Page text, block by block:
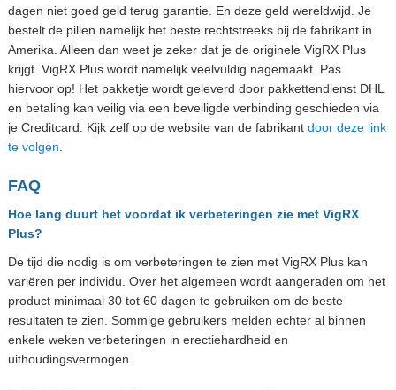
dagen niet goed geld terug garantie. En deze geld wereldwijd. Je
bestelt de pillen namelijk het beste rechtstreeks bij de fabrikant in
Amerika. Alleen dan weet je zeker dat je de originele VigRX Plus
krijgt. VigRX Plus wordt namelijk veelvuldig nagemaakt. Pas
hiervoor op! Het pakketje wordt geleverd door pakkettendienst DHL
en betaling kan veilig via een beveiligde verbinding geschieden via
je Creditcard. Kijk zelf op de website van de fabrikantdoor deze link
te volgen.
FAQ
Hoe lang duurt het voordat ik verbeteringen zie met VigRX
Plus?
De tijd die nodig is om verbeteringen te zien met VigRX Plus kan
variëren per individu. Over het algemeen wordt aangeraden om het
product minimaal 30 tot 60 dagen te gebruiken om de beste
resultaten te zien. Sommige gebruikers melden echter al binnen
enkele weken verbeteringen in erectiehardheid en
uithoudingsvermogen.